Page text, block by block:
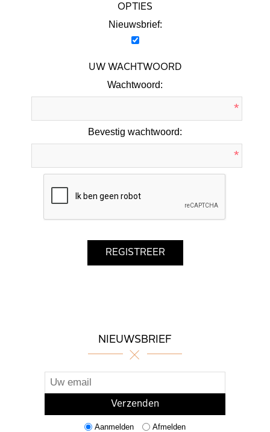
OPTIES
Nieuwsbrief:
UW WACHTWOORD
Wachtwoord:
*
Bevestig wachtwoord:
*
NIEUWSBRIEF
Aanmelden Afmelden